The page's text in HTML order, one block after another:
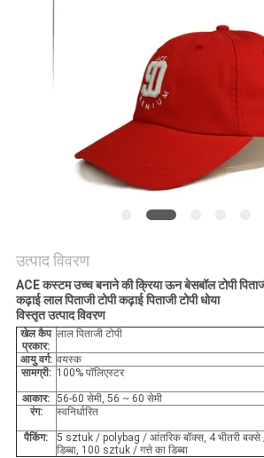
POLICY
उत्पाद विवरण
ACE कस्टम उच्च बनाने की क्रिया ऊन बेसबॉल टोपी
कढ़ाई लाल पिताजी टोपी कढ़ाई पिताजी टोपी धोया
विस्तृत उत्पाद विवरण
खेल कैप
प्रकार:
लाल पिताजी टोपी
आयु वर्ग: वयस्क
सामग्री: 100% पॉलिएस्टर
आकार: 56-60 सेमी, 56 ~ 60 सेमी
रंग:
स्वनिर्धारित
पैकिंग:
5 sztuk / polybag / आंतरिक बॉक्स, 4 भीतरी बक्से
डिब्बा, 100 sztuk / गत्ते का डिब्बा